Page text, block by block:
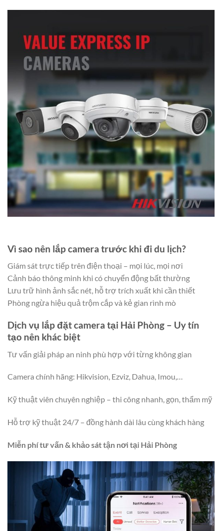
Vì sao nên lắp camera trước khi đi du lịch?
Giám sát trực tiếp trên điện thoại – mọi lúc, mọi nơi
Cảnh báo thông minh khi có chuyển động bất thường
Lưu trữ hình ảnh sắc nét, hỗ trợ trích xuất khi cần thiết
Phòng ngừa hiệu quả trộm cắp và kẻ gian rình mò
Dịch vụ lắp đặt camera tại Hải Phòng – Uy tín
tạo nên khác biệt
Tư vấn giải pháp an ninh phù hợp với từng không gian
Camera chính hãng: Hikvision, Ezviz, Dahua, Imou,…
Kỹ thuật viên chuyên nghiệp – thi công nhanh, gọn, thẩm mỹ
Hỗ trợ kỹ thuật 24/7 – đồng hành dài lâu cùng khách hàng
Miễn phí tư vấn & khảo sát tận nơi tại Hải Phòng